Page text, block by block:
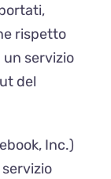
rispetto
un servizio
del
Inc.)